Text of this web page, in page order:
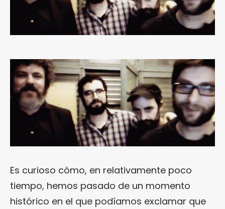
Es curioso cómo, en relativamente poco
tiempo, hemos pasado de un momento
histórico en el que podíamos exclamar que